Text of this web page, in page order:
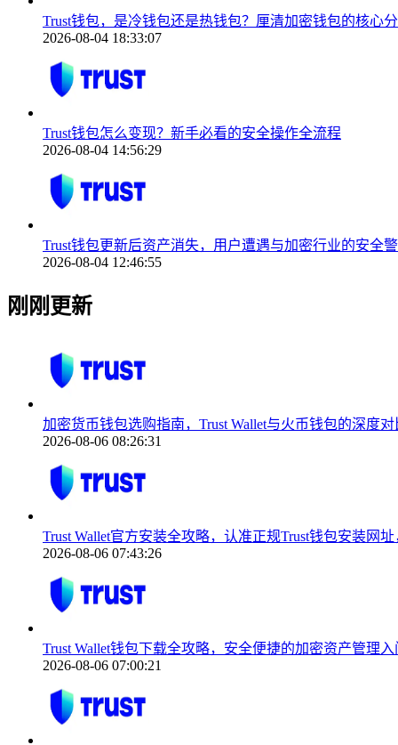
Trust钱包，是冷钱包还是热钱包？厘清加密钱包的核心
2026-08-04 18:33:07
Trust钱包怎么变现？新手必看的安全操作全流程
2026-08-04 14:56:29
Trust钱包更新后资产消失，用户遭遇与加密行业的安全
2026-08-04 12:46:55
刚刚更新
加密货币钱包选购指南，Trust Wallet与火币钱包的深度对
2026-08-06 08:26:31
Trust Wallet官方安装全攻略，认准正规Trust钱包安装网
2026-08-06 07:43:26
Trust Wallet钱包下载全攻略，安全便捷的加密资产管理入
2026-08-06 07:00:21